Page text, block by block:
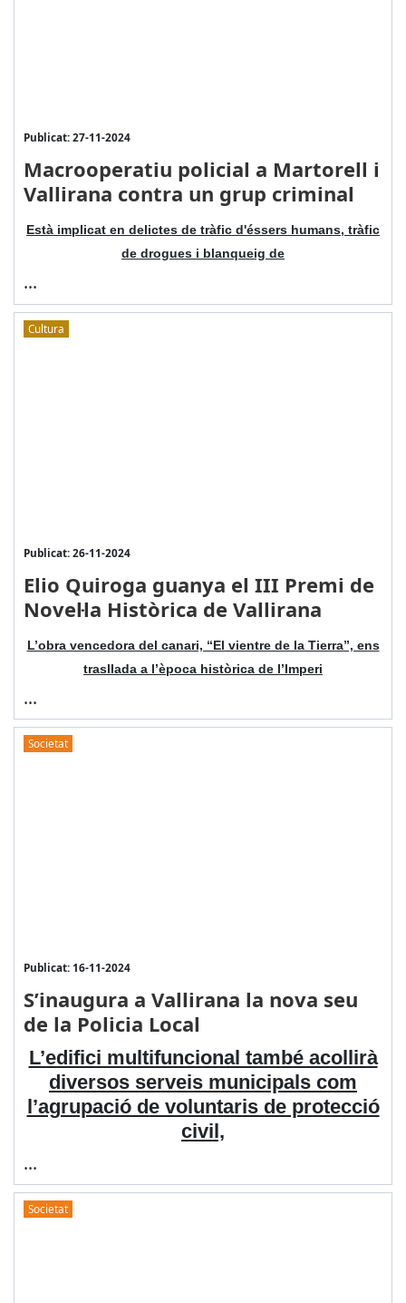
Publicat: 27-11-2024
Macrooperatiu policial a Martorell i
Vallirana contra un grup criminal
Està implicat en delictes de tràfic d'éssers humans, tràfic
de drogues i blanqueig de
...
Cultura
Publicat: 26-11-2024
Elio Quiroga guanya el III Premi de
Novel·la Històrica de Vallirana
L’obra vencedora del canari, “El vientre de la Tierra”, ens
trasllada a l’època històrica de l’Imperi
...
Societat
Publicat: 16-11-2024
S’inaugura a Vallirana la nova seu
de la Policia Local
L’edifici multifuncional també acollirà
diversos serveis municipals com
l’agrupació de voluntaris de protecció
civil,
...
Societat